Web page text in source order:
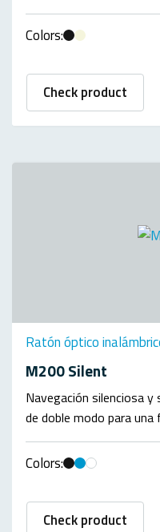
Colors:
Check product
Ratón óptico
M200 Silent
Navegación silenciosa y
de doble modo para una
Colors:
Check product